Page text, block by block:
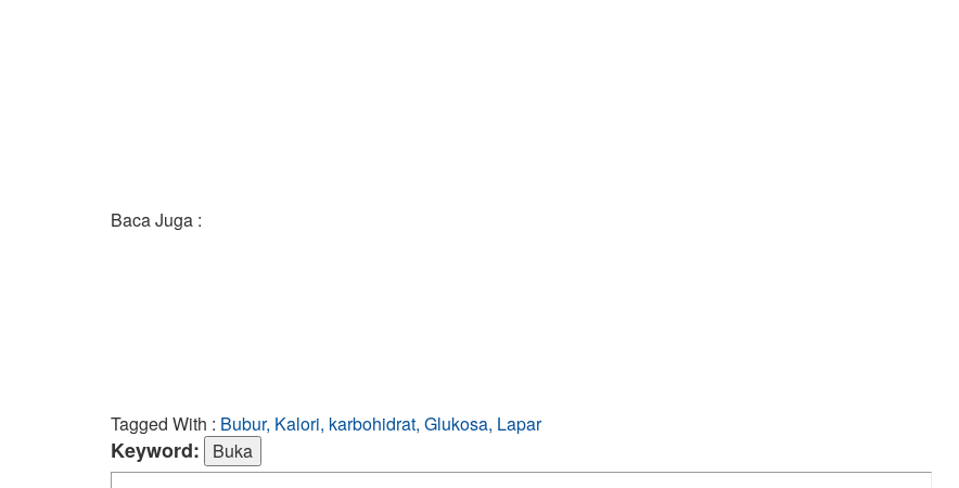
Baca Juga :
Tagged With : Bubur, Kalori, karbohidrat, Glukosa, Lapar
Keyword: